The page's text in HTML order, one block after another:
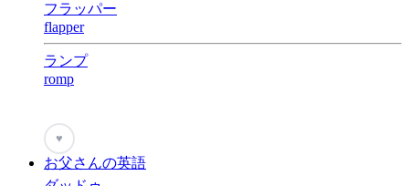
フラッパー
flapper
ランプ
romp
♥
お父さんの英語